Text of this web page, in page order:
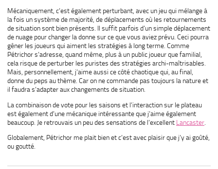
Mécaniquement, c’est également perturbant, avec un jeu qui mélange à
la fois un système de majorité, de déplacements où les retournements
de situation sont bien présents. Il suffit parfois d’un simple déplacement
de nuage pour changer la donne sur ce que vous aviez prévu. Ceci pourra
gêner les joueurs qui aiment les stratégies à long terme. Comme
Pétrichor s’adresse, quand même, plus à un public joueur que familial,
cela risque de perturber les puristes des stratégies archi-maîtrisables.
Mais, personnellement, j’aime aussi ce côté chaotique qui, au final,
donne du peps au thème. Car on ne commande pas toujours la nature et
il faudra s’adapter aux changements de situation.
La combinaison de vote pour les saisons et l’interaction sur le plateau
est également d’une mécanique intéressante que j’aime également
beaucoup. Je retrouvais un peu des sensations de l’excellent Lancaster
Globalement, Pétrichor me plait bien et c’est avec plaisir que j’y ai goûté,
ou goutté.